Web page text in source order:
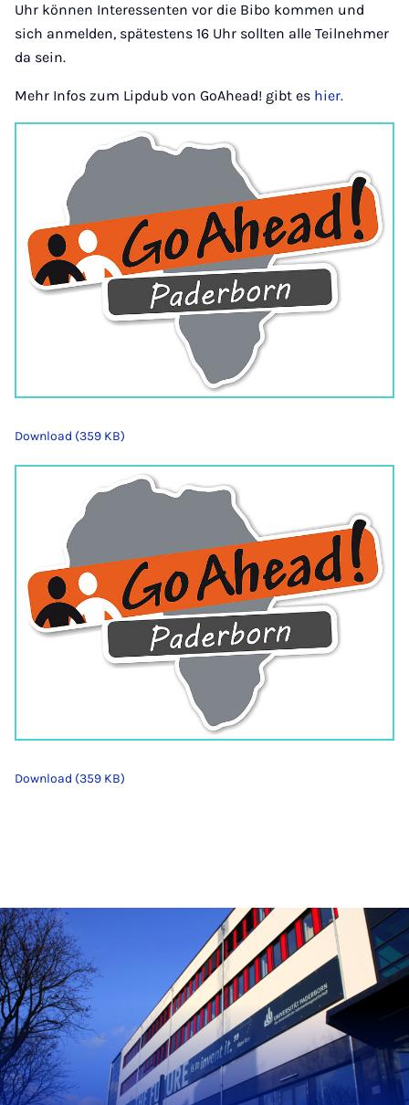
Uhr können Interessenten vor die Bibo kommen und
sich anmelden, spätestens 16 Uhr sollten alle Teilnehmer
da sein.
Mehr Infos zum Lipdub von GoAhead! gibt es hier.
Download (359 KB)
Download (359 KB)